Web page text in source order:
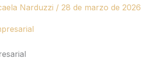
Narduzzi / 28 de marzo de 2026